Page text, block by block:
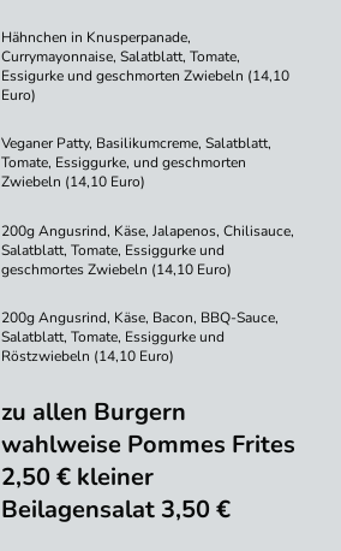
Hähnchen in Knusperpanade,
Currymayonnaise, Salatblatt, Tomate,
Essigurke und geschmorten Zwiebeln (14,10
Euro)
Veganer Patty, Basilikumcreme, Salatblatt,
Tomate, Essiggurke, und geschmorten
Zwiebeln (14,10 Euro)
200g Angusrind, Käse, Jalapenos, Chilisauce,
Salatblatt, Tomate, Essiggurke und
geschmortes Zwiebeln (14,10 Euro)
200g Angusrind, Käse, Bacon, BBQ-Sauce,
Salatblatt, Tomate, Essiggurke und
Röstzwiebeln (14,10 Euro)
zu allen Burgern
wahlweise Pommes Frites
2,50 € kleiner
Beilagensalat 3,50 €